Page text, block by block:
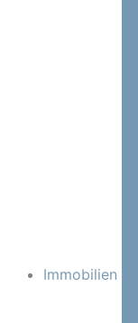
Immobilien